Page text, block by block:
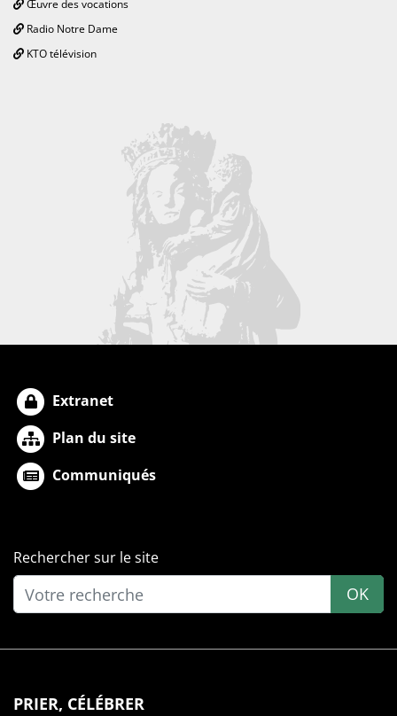
Œuvre des vocations
Radio Notre Dame
KTO télévision
Extranet
Plan du site
Communiqués
Rechercher sur le site
OK
PRIER, CÉLÉBRER